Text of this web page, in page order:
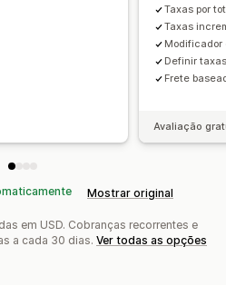
Taxas por
Taxas
Modificador
Definir
Frete
Avaliação
Mostrar original
em USD. Cobranças recorrentes e
a cada 30 dias. Ver todas as opções